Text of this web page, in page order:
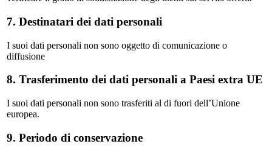
7. Destinatari dei dati personali
I suoi dati personali non sono oggetto di comunicazione o
diffusione
8. Trasferimento dei dati personali a Paesi extra UE
I suoi dati personali non sono trasferiti al di fuori dell’Unione
europea.
9. Periodo di conservazione